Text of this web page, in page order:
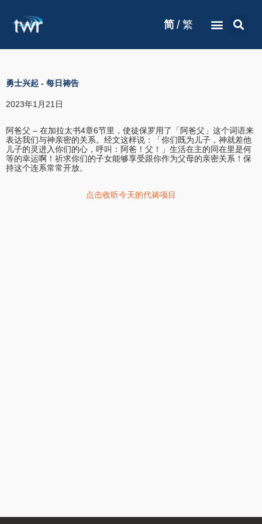
简 / 繁
勇士兴起 - 每日祷告
2023年1月21日
阿爸父 – 在加拉太书4章6节里，使徒保罗用了「阿爸父」这个词语来
表达我们与神亲密的关系。经文这样说：「你们既为儿子，神就差他
儿子的灵进入你们的心，呼叫：阿爸！父！」生活在主的同在里是何
等的幸运啊！祈求你们的子女能够享受跟你作为父母的亲密关系！保
持这个连系常常开放。
点击收听今天的代祷项目